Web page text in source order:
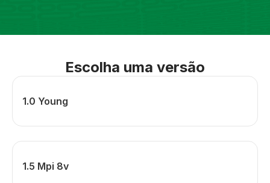
Escolha uma versão
1.0 Young
1.5 Mpi 8v